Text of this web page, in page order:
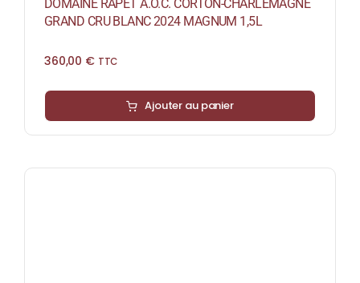
DOMAINE RAPET A.O.C. CORTON-CHARLEMAGNE
GRAND CRU BLANC 2024 MAGNUM 1,5L
360,00 € TTC
Ajouter au panier